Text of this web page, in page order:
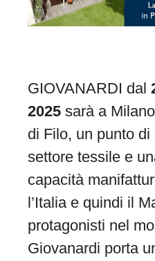
GIOVANARDI dal
2025 sarà a
di Filo, un punto
settore tessile e
capacità
l’Italia e quindi il
protagonisti nel
Giovanardi porta